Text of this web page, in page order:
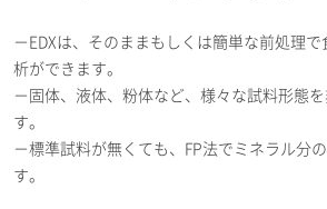
－EDXは、そのままもしくは簡単な前処理
析ができます。
－固体、液体、粉体など、様々な試料形態
す。
－標準試料が無くても、FP法でミネラル分
す。